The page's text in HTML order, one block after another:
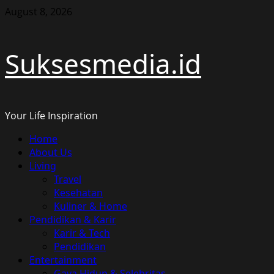
Skip
August 8, 2026
Suksesmedia.id
Your Life Inspiration
Primary
Menu
Home
About Us
Living
Travel
Kesehatan
Kuliner & Home
Pendidikan & Karir
Karir & Tech
Pendidikan
Entertainment